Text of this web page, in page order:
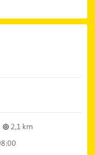
2,1 km